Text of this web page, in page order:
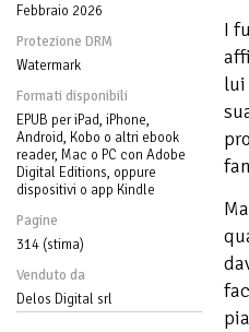
Febbraio 2026
Protezione DRM
Watermark
Formati disponibili
EPUB per iPad, iPhone,
Android, Kobo o altri ebook
reader, Mac o PC con Adobe
Digital Editions, oppure
dispositivi o app Kindle
Pagine
314 (stima)
Venduto da
Delos Digital srl
I
lui